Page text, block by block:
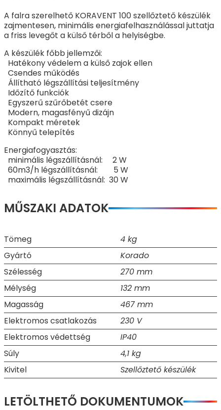
A falra szerelhető KORAVENT 100 szellőztető készülék
zajmentesen, minimális energiafelhasználással juttatja
a friss levegőt a külső térből a helyiségbe.
A készülék főbb jellemzői:
Hatékony védelem a külső zajok ellen
Csendes működés
Állítható légszállítási teljesítmény
Időzítő funkciók
Egyszerű szűrőbetét csere
Modern, magasfényű dizájn
Kompakt méretek
Könnyű telepítés
Energiafogyasztás:
minimális légszállításnál: 2 W
60m3/h légszállításnál: 5 W
maximális légszállításnál: 30 W
MŰSZAKI ADATOK
Tömeg
4 kg
Gyártó
Korado
Szélesség
270 mm
Mélység
132 mm
Magasság
467 mm
Elektromos csatlakozás
230 V
Elektromos védettség
IP40
Súly
4,1 kg
Kivitel
Szellőztető készülék
LETÖLTHETŐ DOKUMENTUMOK